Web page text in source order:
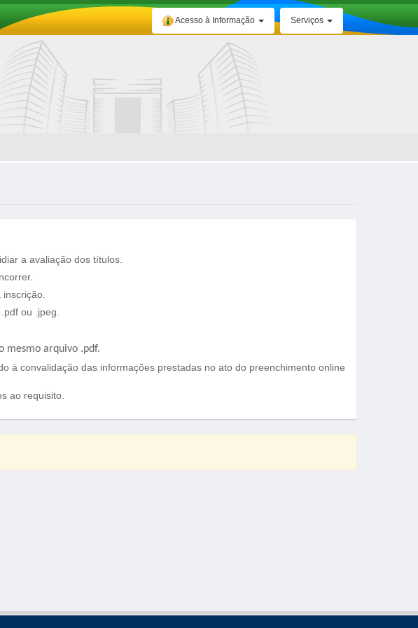
Serviços
Acesso à Informação
a avaliação dos títulos.
ou .jpeg.
mesmo arquivo .pdf.
à convalidação das informações prestadas no ato do preenchimento online
ao requisito.